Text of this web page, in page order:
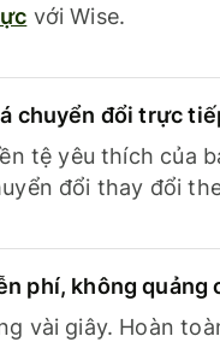
với Wise.
chuyển đổi trực
tệ yêu thích của
đổi thay đổi
phí, không quảng
vài giây. Hoàn